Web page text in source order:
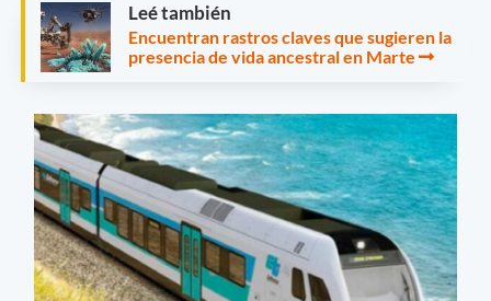
Leé también
Encuentran rastros claves que sugieren la
presencia de vida ancestral en Marte